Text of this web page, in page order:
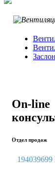
On-line
Отдел продаж
194039699